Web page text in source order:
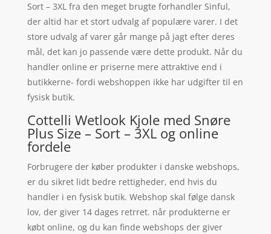
Sort – 3XL fra den meget brugte forhandler Sinful,
der altid har et stort udvalg af populære varer. I det
store udvalg af varer går mange på jagt efter deres
mål, det kan jo passende være dette produkt. Når du
handler online er priserne mere attraktive end i
butikkerne- fordi webshoppen ikke har udgifter til en
fysisk butik.
Cottelli Wetlook Kjole med Snøre
Plus Size – Sort – 3XL og online
fordele
Forbrugere der køber produkter i danske webshops,
er du sikret lidt bedre rettigheder, end hvis du
handler i en fysisk butik. Webshop skal følge dansk
lov, der giver 14 dages retrret. når produkterne er
købt online, og du kan finde webshops der giver